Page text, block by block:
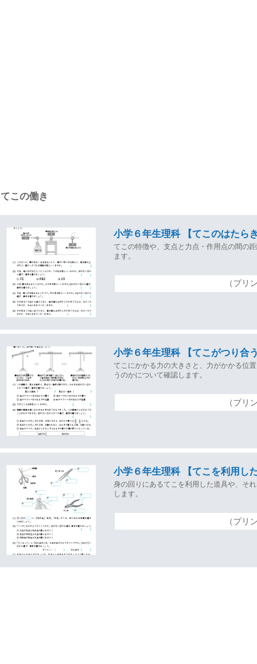
てこの働き
小学６年生理科 【てこのはたら
てこの特徴や、支点と力点・作用点の間の
ます。
（プリ
小学６年生理科 【てこがつり合
てこにかかる力の大きさと、力がかかる位
うのかについて確認します。
（プリ
小学６年生理科 【てこを利用し
身の回りにあるてこを利用した道具や、そ
します。
（プリ